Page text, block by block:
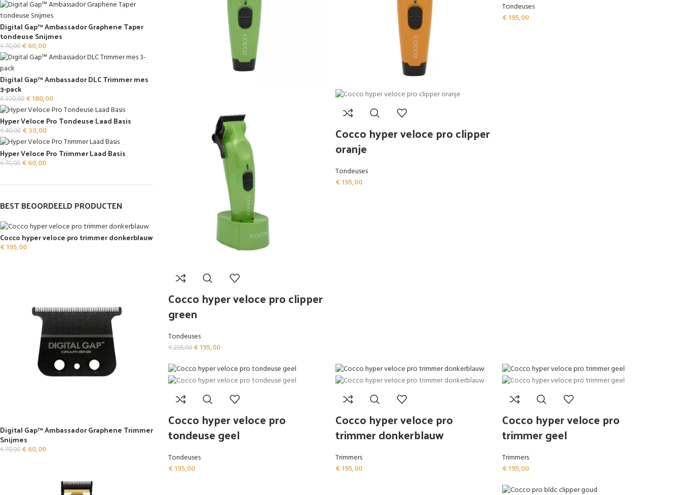
Digital Gap™ Ambassador Graphene Taper
tondeuse Snijmes
€70,00 €60,00
Digital Gap™ Ambassador DLC Trimmer mes
3-pack
€220,00 €180,00
Hyper Veloce Pro Tondeuse Laad Basis
€40,00 €30,00
Hyper Veloce Pro Trimmer Laad Basis
€70,00 €60,00
BEST BEOORDEELD PRODUCTEN
Cocco hyper veloce pro trimmer donkerblauw
€195,00
Digital Gap™ Ambassador Graphene Trimmer
Snijmes
€70,00 €60,00
Cocco hyper veloce pro clipper
green
Tondeuses
€205,00€195,00
Cocco hyper veloce pro clipper
oranje
Tondeuses
€195,00
Tondeuses
€195,00
Cocco hyper veloce pro
tondeuse geel
Tondeuses
€195,00
Cocco hyper veloce pro
trimmer donkerblauw
Trimmers
€195,00
Cocco hyper veloce pro
trimmer geel
Trimmers
€195,00